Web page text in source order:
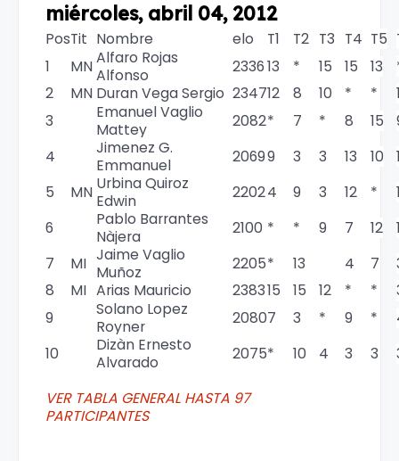
miércoles, abril 04, 2012
PosTit Nombre elo T1 T2 T3 T4 T5
1
MNAlfaro Rojas
Alfonso
233613 * 15 15 13
2
MN Duran Vega Sergio 234712 8 10 * *
3
Emanuel Vaglio
Mattey
2082* 7 * 8 15
4
Jimenez G.
Emmanuel
20699 3 3 13 10
5
MN Urbina Quiroz
Edwin
22024 9 3 12 *
6
Pablo Barrantes
Nàjera
2100 * * 9 7 12
7
MI Jaime Vaglio
Muñoz
2205* 13 4 7
8
MI Arias Mauricio 238315 15 12 * *
9
Solano Lopez
Royner
20807 3 * 9 *
10
Dizàn Ernesto
Alvarado
2075* 10 4 3 3
VER TABLA GENERAL HASTA 97
PARTICIPANTES